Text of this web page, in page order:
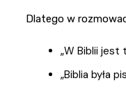
Dlatego w
„W Biblii jest
„Biblia była